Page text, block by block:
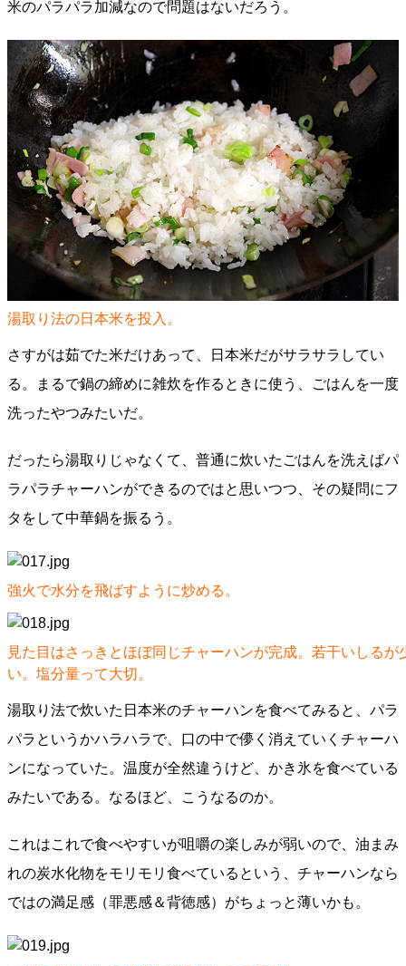
米のパラパラ加減なので問題はないだろう。
湯取り法の日本米を投入。
さすがは茹でた米だけあって、日本米だがサラサラしてい
る。まるで鍋の締めに雑炊を作るときに使う、ごはんを一度
洗ったやつみたいだ。
だったら湯取りじゃなくて、普通に炊いたごはんを洗えばパ
ラパラチャーハンができるのではと思いつつ、その疑問にフ
タをして中華鍋を振るう。
強火で水分を飛ばすように炒める。
見た目はさっきとほぼ同じチャーハンが完成。若干いしる
い。塩分量って大切。
湯取り法で炊いた日本米のチャーハンを食べてみると、パラ
パラというかハラハラで、口の中で儚く消えていくチャーハ
ンになっていた。温度が全然違うけど、かき氷を食べている
みたいである。なるほど、こうなるのか。
これはこれで食べやすいが咀嚼の楽しみが弱いので、油まみ
れの炭水化物をモリモリ食べているという、チャーハンなら
ではの満足感（罪悪感＆背徳感）がちょっと薄いかも。